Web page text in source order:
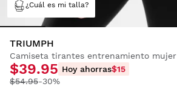
¿Cuál es mi talla?
TRIUMPH
Camiseta tirantes entrenamiento mujer
$39.95 Hoy ahorras$15
$54.95-30%